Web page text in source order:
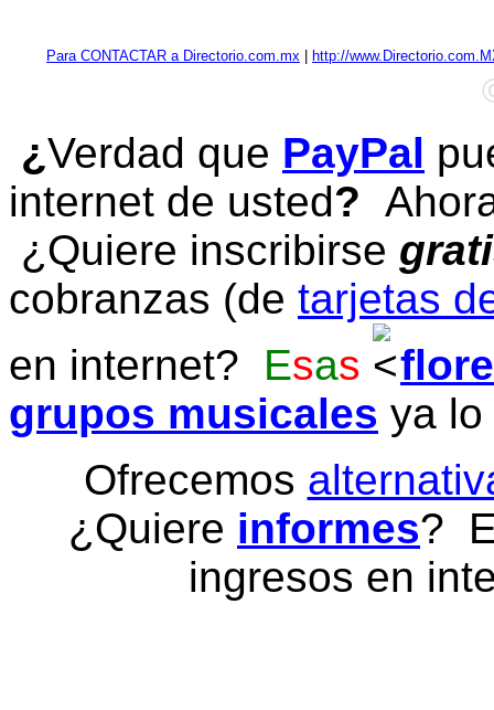
Para CONTACTAR a Directorio.com.mx http://
¿Verdad que PayPal
internet de usted?
¿Quiere inscribirse
cobranzas (de tarjetas
en internet? Esas
grupos musicales ya
Ofrecemos
¿Quiere informes?
ingresos en